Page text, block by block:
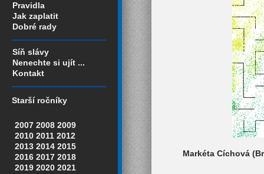
Pravidla
Jak zaplatit
Dobré rady
Síň slávy
Nenechte si ujít ...
Kontakt
Starší ročníky
2007 2008 2009
2010 2011 2012
2013 2014 2015
2016 2017 2018
2019 2020 2021
Markéta Cíchová